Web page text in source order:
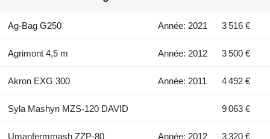
Ag-Bag G250 Année: 2021 3 516 €
Agrimont 4,5 m Année: 2012 3 500 €
Akron EXG 300 Année: 2011 4 492 €
Syla Mashyn MZS-120 DAVID 9 063 €
Umanfermmash ZZP-80 Année: 2012 3 320 €